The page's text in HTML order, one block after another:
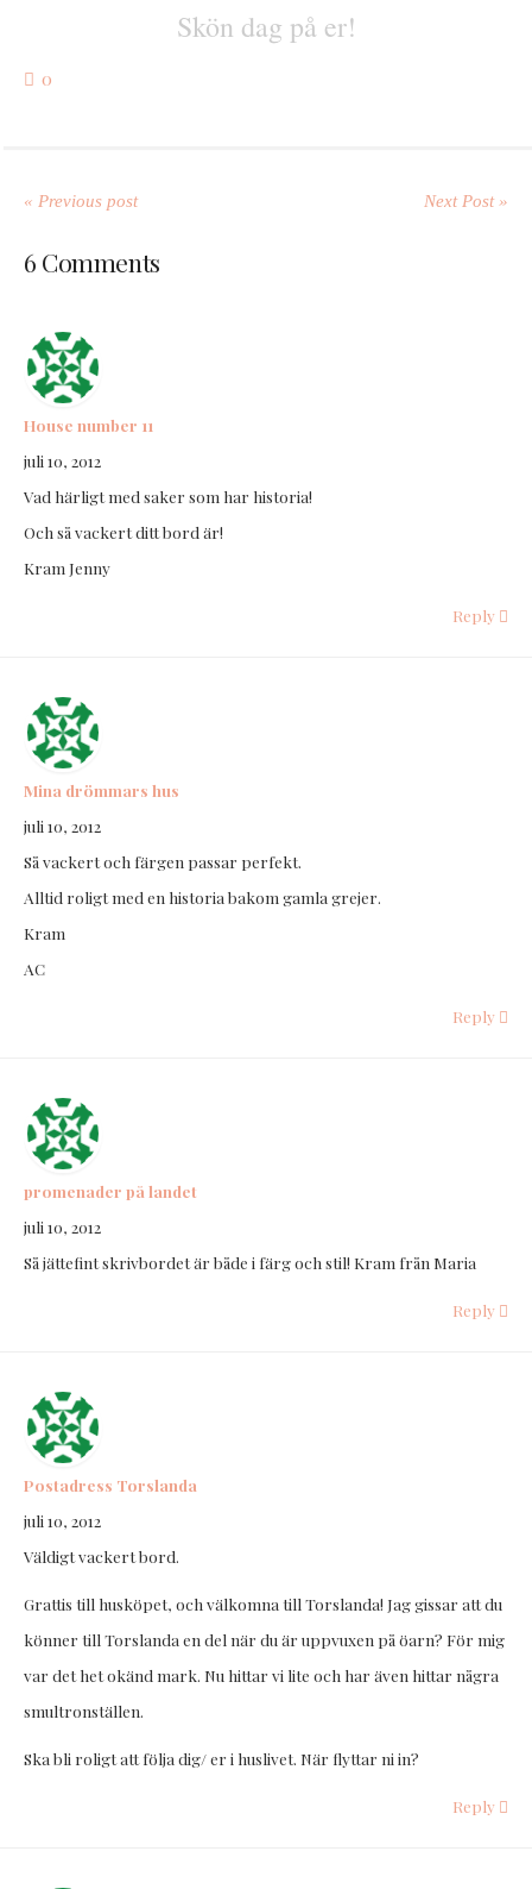
Skön dag på er!
0
« Previous post Next Post »
6 Comments
House number 11
juli 10, 2012
Vad härligt med saker som har historia!
Och så vackert ditt bord är!
Kram Jenny
Reply
Mina drömmars hus
juli 10, 2012
Så vackert och färgen passar perfekt.
Alltid roligt med en historia bakom gamla grejer.
Kram
AC
Reply
promenader på landet
juli 10, 2012
Så jättefint skrivbordet är både i färg och stil! Kram från Maria
Reply
Postadress Torslanda
juli 10, 2012
Väldigt vackert bord.
Grattis till husköpet, och välkomna till Torslanda! Jag gissar att du
könner till Torslanda en del när du är uppvuxen på öarn? För mig
var det het okänd mark. Nu hittar vi lite och har även hittar några
smultronställen.
Ska bli roligt att följa dig/ er i huslivet. När flyttar ni in?
Reply